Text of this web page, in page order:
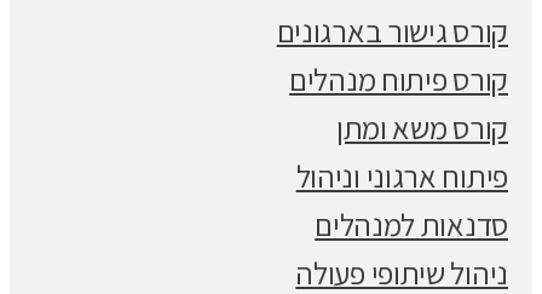
קורס גישור בארגונים
קורס פיתוח מנהלים
קורס משא ומתן
פיתוח ארגוני וניהול
סדנאות למנהלים
ניהול שיתופי פעולה